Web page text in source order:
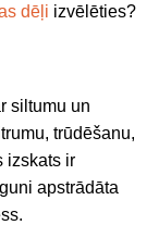
dēļi izvēlēties?
siltumu un
trūdēšanu,
izskats ir
apstrādāta